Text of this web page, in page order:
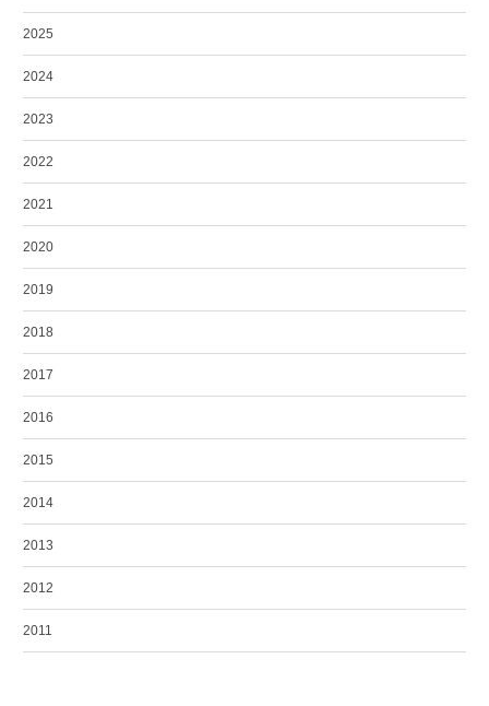
2025
2024
2023
2022
2021
2020
2019
2018
2017
2016
2015
2014
2013
2012
2011